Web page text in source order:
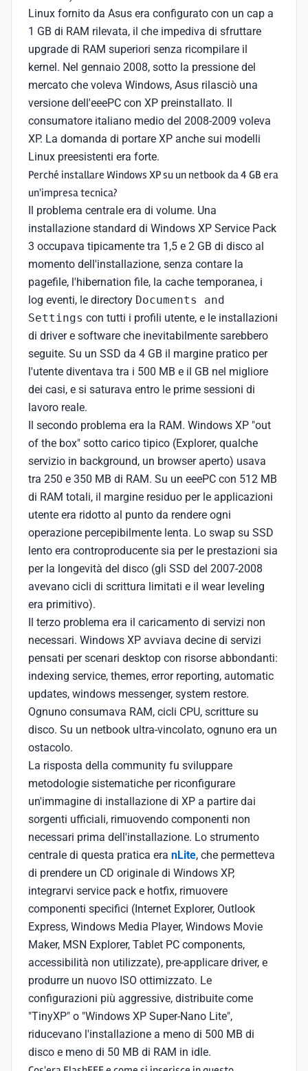
Linux fornito da Asus era configurato con un cap a
1 GB di RAM rilevata, il che impediva di sfruttare
upgrade di RAM superiori senza ricompilare il
kernel. Nel gennaio 2008, sotto la pressione del
mercato che voleva Windows, Asus rilasciò una
versione dell'eeePC con XP preinstallato. Il
consumatore italiano medio del 2008-2009 voleva
XP. La domanda di portare XP anche sui modelli
Linux preesistenti era forte.
Perché installare Windows XP su un netbook da 4 GB era
un'impresa tecnica?
Il problema centrale era di volume. Una
installazione standard di Windows XP Service Pack
3 occupava tipicamente tra 1,5 e 2 GB di disco al
momento dell'installazione, senza contare la
pagefile, l'hibernation file, la cache temporanea, i
log eventi, le directory Documents and
Settings con tutti i profili utente, e le installazioni
di driver e software che inevitabilmente sarebbero
seguite. Su un SSD da 4 GB il margine pratico per
l'utente diventava tra i 500 MB e il GB nel migliore
dei casi, e si saturava entro le prime sessioni di
lavoro reale.
Il secondo problema era la RAM. Windows XP "out
of the box" sotto carico tipico (Explorer, qualche
servizio in background, un browser aperto) usava
tra 250 e 350 MB di RAM. Su un eeePC con 512 MB
di RAM totali, il margine residuo per le applicazioni
utente era ridotto al punto da rendere ogni
operazione percepibilmente lenta. Lo swap su SSD
lento era controproducente sia per le prestazioni sia
per la longevità del disco (gli SSD del 2007-2008
avevano cicli di scrittura limitati e il wear leveling
era primitivo).
Il terzo problema era il caricamento di servizi non
necessari. Windows XP avviava decine di servizi
pensati per scenari desktop con risorse abbondanti:
indexing service, themes, error reporting, automatic
updates, windows messenger, system restore.
Ognuno consumava RAM, cicli CPU, scritture su
disco. Su un netbook ultra-vincolato, ognuno era un
ostacolo.
La risposta della community fu sviluppare
metodologie sistematiche per riconfigurare
un'immagine di installazione di XP a partire dai
sorgenti ufficiali, rimuovendo componenti non
necessari prima dell'installazione. Lo strumento
centrale di questa pratica era nLite, che permetteva
di prendere un CD originale di Windows XP,
integrarvi service pack e hotfix, rimuovere
componenti specifici (Internet Explorer, Outlook
Express, Windows Media Player, Windows Movie
Maker, MSN Explorer, Tablet PC components,
accessibilità non utilizzate), pre-applicare driver, e
produrre un nuovo ISO ottimizzato. Le
configurazioni più aggressive, distribuite come
"TinyXP" o "Windows XP Super-Nano Lite",
riducevano l'installazione a meno di 500 MB di
disco e meno di 50 MB di RAM in idle.